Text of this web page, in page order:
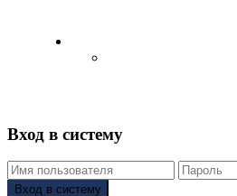
Вход в систему
Вход в систему